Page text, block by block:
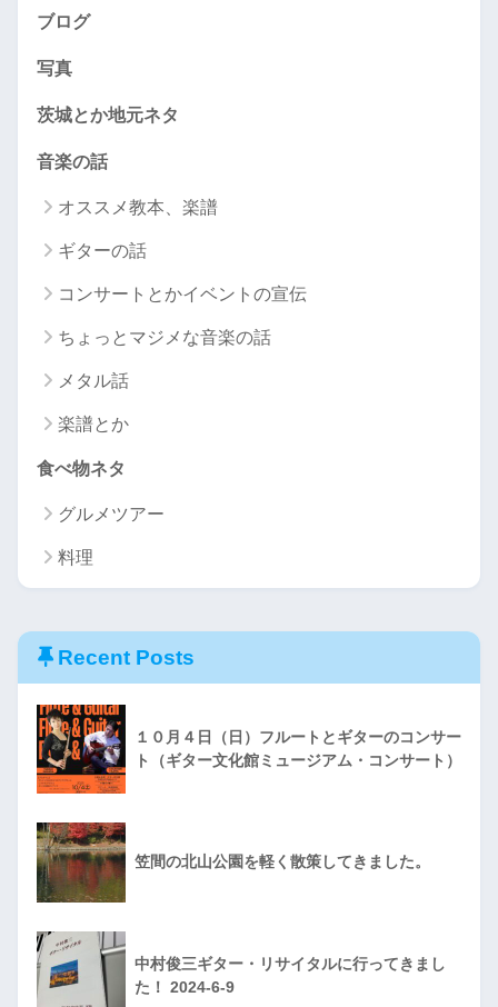
ブログ
写真
茨城とか地元ネタ
音楽の話
オススメ教本、楽譜
ギターの話
コンサートとかイベントの宣伝
ちょっとマジメな音楽の話
メタル話
楽譜とか
食べ物ネタ
グルメツアー
料理
Recent Posts
１０月４日（日）フルートとギターのコンサー
ト（ギター文化館ミュージアム・コンサート）
笠間の北山公園を軽く散策してきました。
中村俊三ギター・リサイタルに行ってきまし
た！ 2024-6-9